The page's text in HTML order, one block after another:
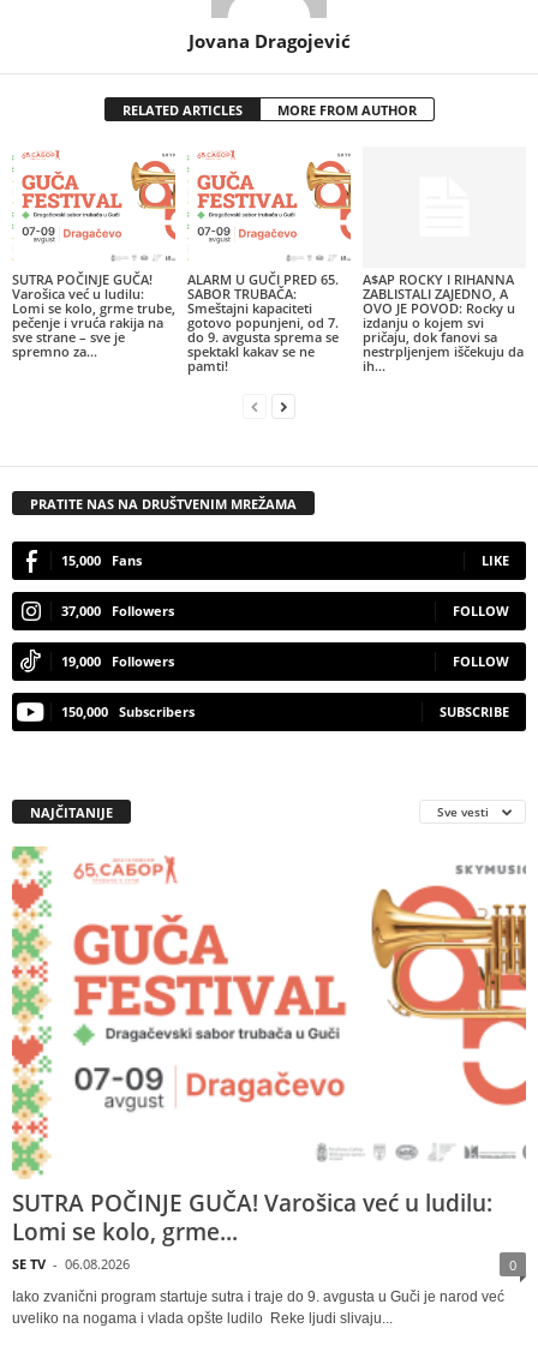
Jovana Dragojević
RELATED ARTICLES MORE FROM AUTHOR
SUTRA POČINJE GUČA!
Varošica već u ludilu:
Lomi se kolo, grme trube,
pečenje i vruća rakija na
sve strane – sve je
spremno za...
ALARM U GUČI PRED 65.
SABOR TRUBAČA:
Smeštajni kapaciteti
gotovo popunjeni, od 7.
do 9. avgusta sprema se
spektakl kakav se ne
pamti!
A$AP ROCKY I RIHANNA
ZABLISTALI ZAJEDNO, A
OVO JE POVOD: Rocky u
izdanju o kojem svi
pričaju, dok fanovi sa
nestrpljenjem iščekuju da
ih...
PRATITE NAS NA DRUŠTVENIM MREŽAMA
15,000 Fans LIKE
37,000 Followers FOLLOW
19,000 Followers FOLLOW
150,000 Subscribers SUBSCRIBE
NAJČITANIJE Sve vesti
SUTRA POČINJE GUČA! Varošica već u ludilu:
Lomi se kolo, grme...
SE TV - 06.08.2026 0
Iako zvanični program startuje sutra i traje do 9. avgusta u Guči je narod već
uveliko na nogama i vlada opšte ludilo Reke ljudi slivaju...